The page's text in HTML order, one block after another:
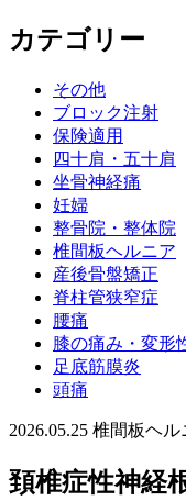
カテゴリー
その他
ブロック注射
保険適用
四十肩・五十肩
坐骨神経痛
妊婦
整骨院・整体院
椎間板ヘルニア
産後骨盤矯正
脊柱管狭窄症
腰痛
膝の痛み・変形
足底筋膜炎
頭痛
2026.05.25 椎間板ヘル
頚椎症性神経